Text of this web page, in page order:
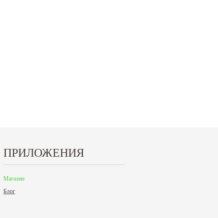
ПРИЛОЖЕНИЯ
Магазин
Блог